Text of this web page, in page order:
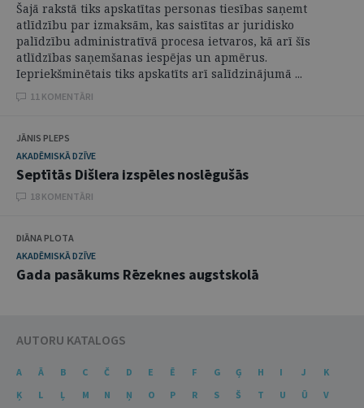
Šajā rakstā tiks apskatītas personas tiesības saņemt
atlīdzību par izmaksām, kas saistītas ar juridisko
palīdzību administratīvā procesa ietvaros, kā arī šīs
atlīdzības saņemšanas iespējas un apmērus.
Iepriekšminētais tiks apskatīts arī salīdzinājumā ...
11 KOMENTĀRI
JĀNIS PLEPS
AKADĒMISKĀ DZĪVE
Septītās Dišlera izspēles noslēgušās
18 KOMENTĀRI
DIĀNA PLOTA
AKADĒMISKĀ DZĪVE
Gada pasākums Rēzeknes augstskolā
AUTORU KATALOGS
A Ā B C Č D E Ē F G Ģ H I J
K
Ķ
L Ļ M N Ņ O P R S Š T U Ū
V